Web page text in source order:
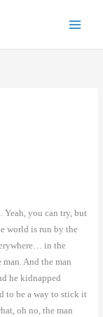
Yeah, you can try, but
world is run by the
in the
And the man
he kidnapped
to be a way to stick it
oh no, the man